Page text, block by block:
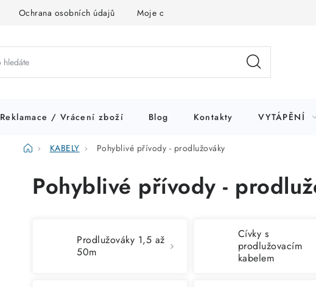
Ochrana osobních údajů Moje objednávka
Reklamace / Vrácení zboží Blog Kontakty VYTÁPĚNÍ
DomůKABELY Pohyblivé přívody - prodlužováky
Pohyblivé přívody -
Prodlužováky 1,5 až
50m
Cívky s
prodlužovacím
kabelem